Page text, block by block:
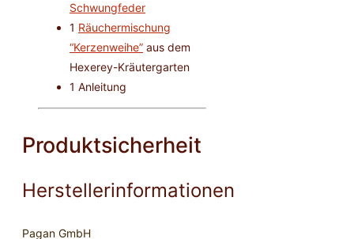
Schwungfeder
1 Räuchermischung
“Kerzenweihe” aus dem
Hexerey-Kräutergarten
1 Anleitung
Produktsicherheit
Herstellerinformationen
Pagan GmbH